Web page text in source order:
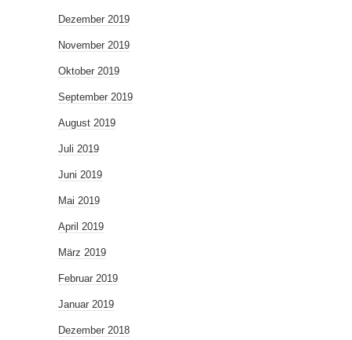
Dezember 2019
November 2019
Oktober 2019
September 2019
August 2019
Juli 2019
Juni 2019
Mai 2019
April 2019
März 2019
Februar 2019
Januar 2019
Dezember 2018